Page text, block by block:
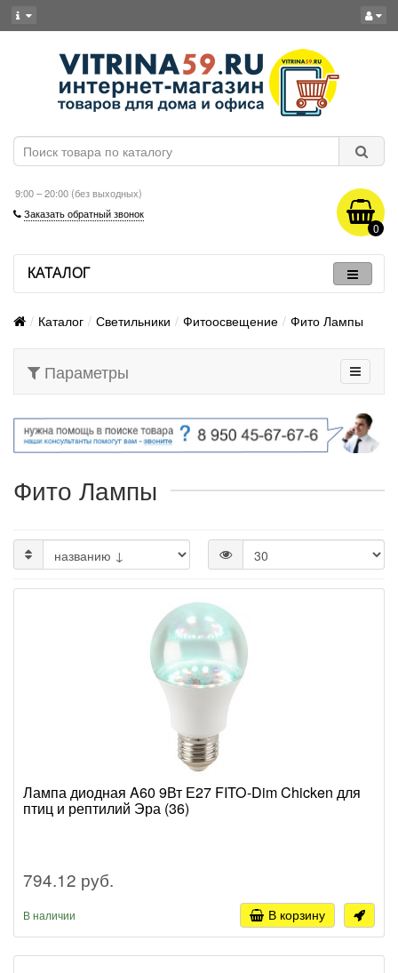
9:00 – 20:00 (без выходных)
Заказать обратный звонок
0
КАТАЛОГ
Каталог Светильники Фитоосвещение Фито Лампы
Параметры
Фито Лампы
Лампа диодная A60 9Вт Е27 FITO-Dim Chicken для
птиц и рептилий Эра (36)
794.12 руб.
В наличии В корзину